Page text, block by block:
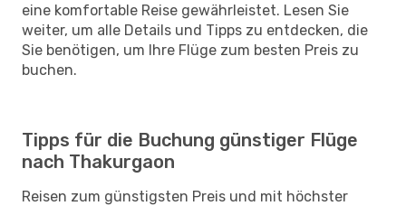
eine komfortable Reise gewährleistet. Lesen Sie
weiter, um alle Details und Tipps zu entdecken, die
Sie benötigen, um Ihre Flüge zum besten Preis zu
buchen.
Tipps für die Buchung günstiger Flüge
nach Thakurgaon
Reisen zum günstigsten Preis und mit höchster